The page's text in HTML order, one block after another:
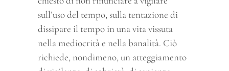
sull’uso del tempo, sulla tentazione di
dissipare il tempo in una vita vissuta
nella mediocrità e nella banalità. Ciò
richiede, nondimeno, un atteggiamento